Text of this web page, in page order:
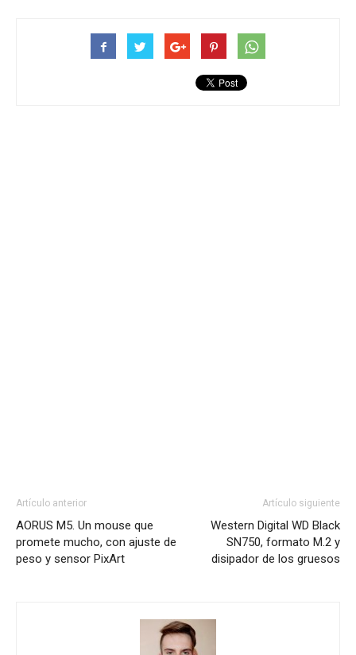
Artículo anterior
AORUS M5. Un mouse que
promete mucho, con ajuste de
peso y sensor PixArt
Artículo siguiente
Western Digital WD Black
SN750, formato M.2 y
disipador de los gruesos